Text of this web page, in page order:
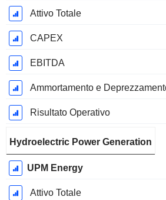
Attivo Totale
CAPEX
EBITDA
Ammortamento e
Risultato Operativo
Hydroelectric Power Generation
UPM Energy
Attivo Totale